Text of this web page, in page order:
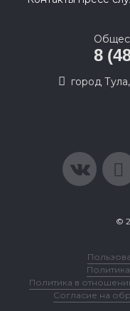
8
город
©
Политика в
Согласие на